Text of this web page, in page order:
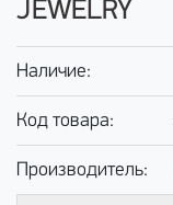
JEWELRY
Наличие:
Код товара:
Производитель: